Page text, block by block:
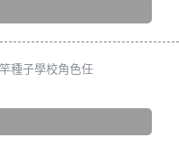
種子學校角色任